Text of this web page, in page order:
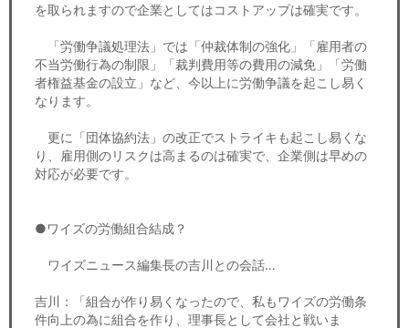
を取られますので企業としてはコストアップは確実です。
「労働争議処理法」では「仲裁体制の強化」「雇用者の
不当労働行為の制限」「裁判費用等の費用の減免」「労働
者権益基金の設立」など、今以上に労働争議を起こし易く
なります。
更に「団体協約法」の改正でストライキも起こし易くな
り、雇用側のリスクは高まるのは確実で、企業側は早めの
対応が必要です。
●ワイズの労働組合結成？
ワイズニュース編集長の吉川との会話…
吉川：「組合が作り易くなったので、私もワイズの労働条
件向上の為に組合を作り、理事長として会社と戦いま